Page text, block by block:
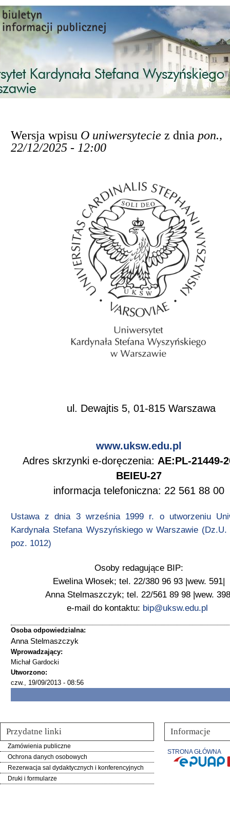
Przejdź do treści
Wersja wpisu O uniwersytecie z dnia pon.,
22/12/2025 - 12:00
ul. Dewajtis 5, 01-815 Warszawa
www.uksw.edu.pl
Adres skrzynki e-doręczenia: AE:PL-21449-
BEIEU-27
informacja telefoniczna: 22 561 88 00
Ustawa z dnia 3 września 1999 r. o utworzeniu
Kardynała Stefana Wyszyńskiego w Warszawie
poz. 1012)
Osoby redagujące BIP:
Ewelina Włosek; tel. 22/380 96 93 |wew. 591|
Anna Stelmaszczyk; tel. 22/561 89 98 |wew.
e-mail do kontaktu: bip@uksw.edu.pl
Osoba odpowiedzialna:
Anna Stelmaszczyk
Wprowadzający:
Michał Gardocki
Utworzono:
czw., 19/09/2013 - 08:56
Przydatne linki
Zamówienia publiczne
Ochrona danych osobowych
Rezerwacja sal dydaktycznych i konferencyjnych
Druki i formularze
Informacje
STRONA GŁÓWNA